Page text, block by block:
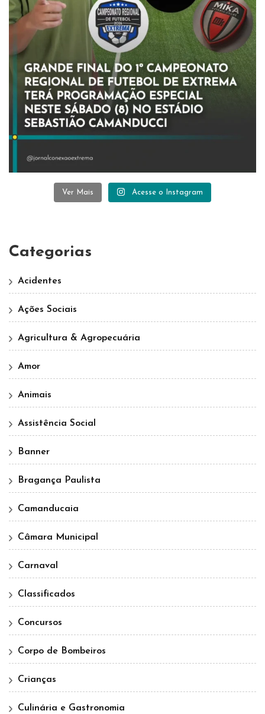
Ver Mais Acesse o Instagram
Categorias
Acidentes
Ações Sociais
Agricultura & Agropecuária
Amor
Animais
Assistência Social
Banner
Bragança Paulista
Camanducaia
Câmara Municipal
Carnaval
Classificados
Concursos
Corpo de Bombeiros
Crianças
Culinária e Gastronomia